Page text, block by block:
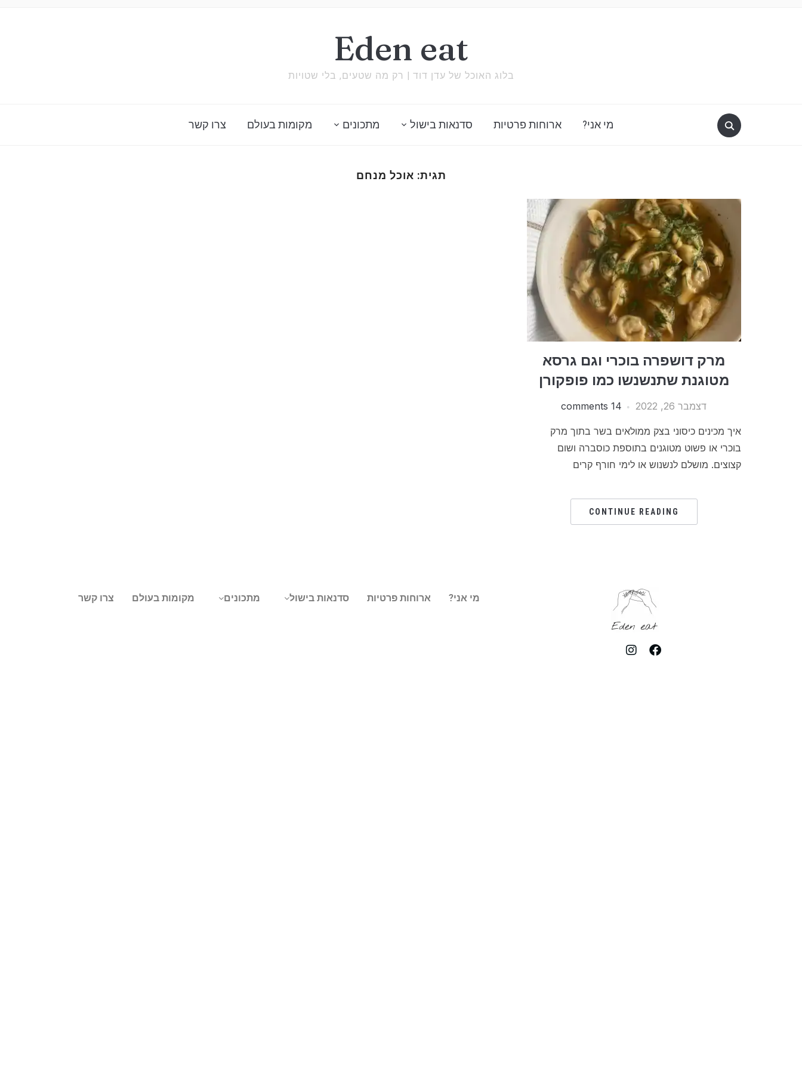
Eden eat
בלוג האוכל של עדן דוד | רק מה שטעים, בלי שטויות
מי אני? ארוחות פרטיות סדנאות בישול מתכונים מקומות בעולם צרו קשר
תגית: אוכל מנחם
מרק דושפרה בוכרי וגם גרסא
מטוגנת שתנשנשו כמו פופקורן
דצמבר 26, 2022 14 comments
איך מכינים כיסוני בצק ממולאים בשר בתוך מרק
בוכרי או פשוט מטוגנים בתוספת כוסברה ושום
קצוצים. מושלם לנשנוש או לימי חורף קרים
CONTINUE READING
מי אני? ארוחות פרטיות סדנאות בישול מתכונים מקומות בעולם צרו קשר